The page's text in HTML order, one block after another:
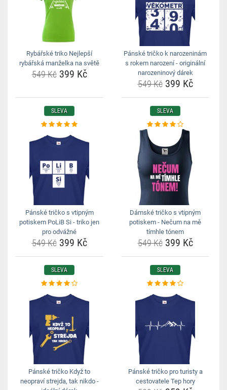
Rybářské triko Nejlepší
rybářská manželka na světě
549 Kč399 Kč
Pánské tričko k narozeninám
s rokem narození - originální
narozeninový dárek
549 Kč399 Kč
SLEVA
Pánské tričko s vtipným
potiskem PoLiB Si - triko jen
pro odvážné
549 Kč399 Kč
SLEVA
Dámské tričko s vtipným
potiskem - Nečum na mě
tímhle tónem
549 Kč399 Kč
SLEVA
Pánské tričko Když to
neopraví strejda, tak nikdo -
SLEVA
Pánské tričko pro turisty a
cestovatele Tep hory